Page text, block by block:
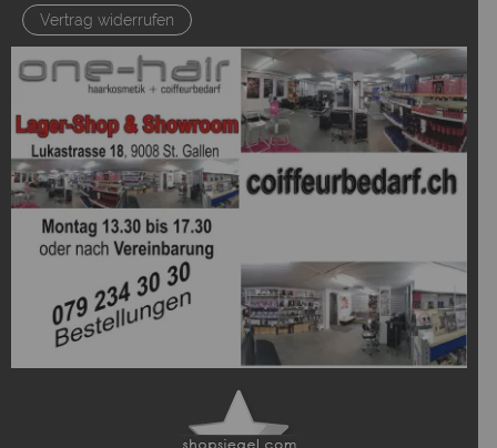
Vertrag widerrufen